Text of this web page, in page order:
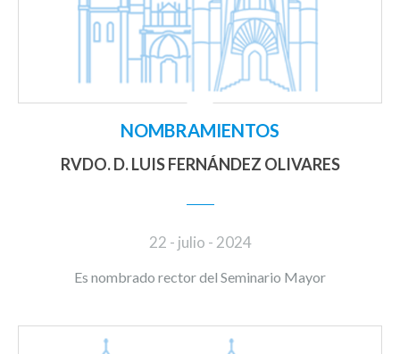
NOMBRAMIENTOS
RVDO. D. LUIS FERNÁNDEZ OLIVARES
22 - julio - 2024
Es nombrado rector del Seminario Mayor